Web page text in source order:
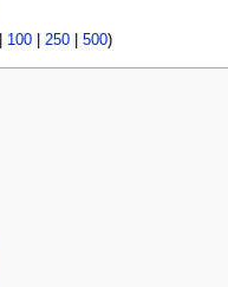
100| 250| 500)